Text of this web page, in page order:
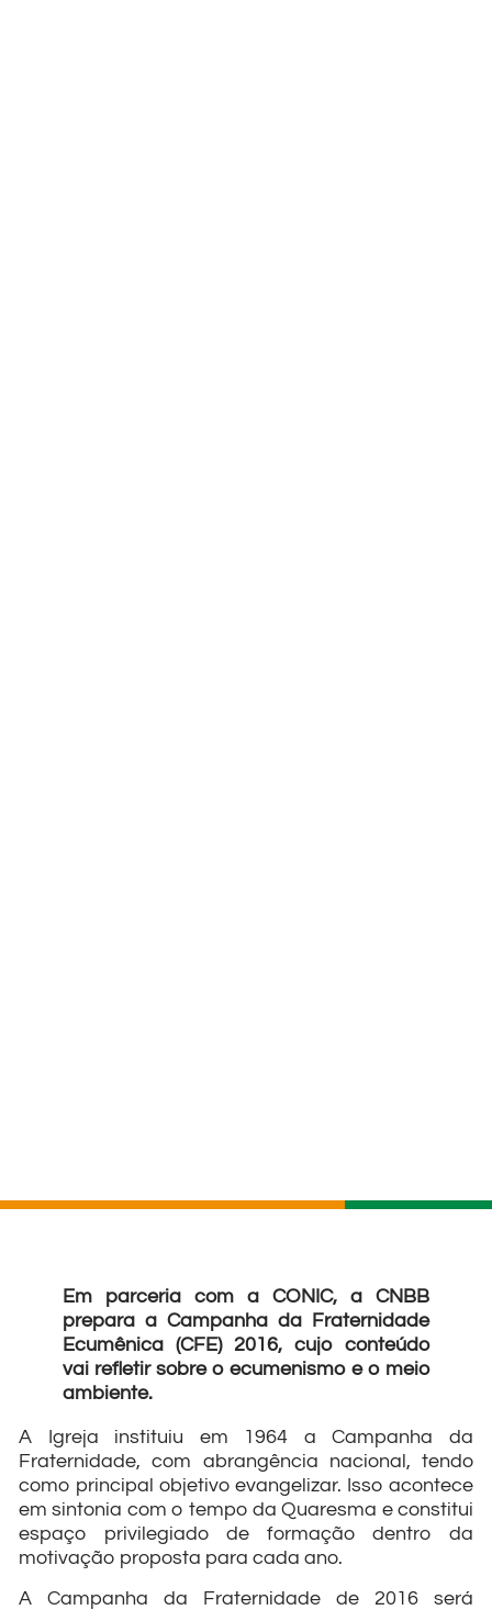
Em parceria com a CONIC, a CNBB
prepara a Campanha da Fraternidade
Ecumênica (CFE) 2016, cujo conteúdo
vai refletir sobre o ecumenismo e o meio
ambiente.
A Igreja instituiu em 1964 a Campanha da
Fraternidade, com abrangência nacional, tendo
como principal objetivo evangelizar. Isso acontece
em sintonia com o tempo da Quaresma e constitui
espaço privilegiado de formação dentro da
motivação proposta para cada ano.
A Campanha da Fraternidade de 2016 será